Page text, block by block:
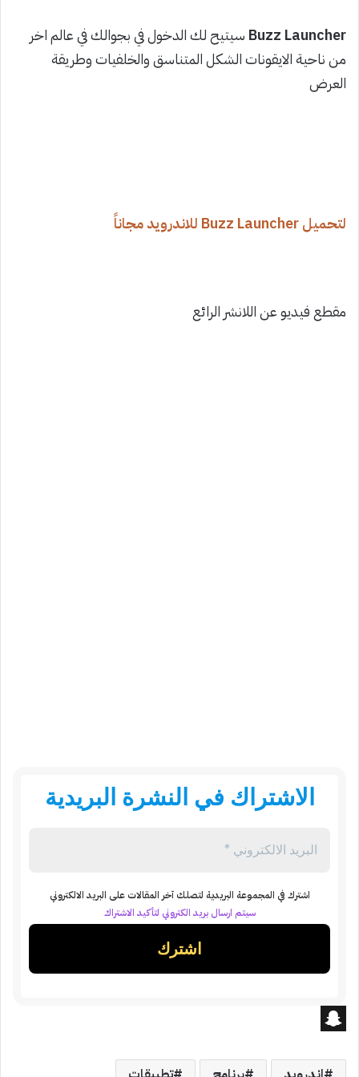
Buzz Launcher سيتيح لك الدخول في بجوالك في عالم اخر
من ناحية الايقونات الشكل المتناسق والخلفيات وطريقة
العرض
لتحميل Buzz Launcher للاندرويد مجاناً
مقطع فيديو عن اللانشر الرائع
الاشتراك في النشرة البريدية
اشترك في المجموعة البريدية لتصلك آخر المقالات على البريد الالكتروني
سيتم ارسال بريد الكتروني لتأكيد الاشتراك